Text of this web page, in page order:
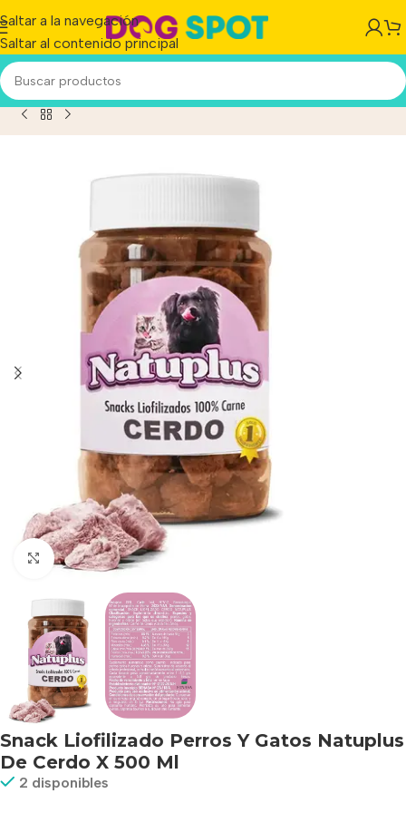
Saltar a la navegación
Saltar al contenido principal
Liofilizado Perros Y Gatos Natuplus De Cerdo X 500 Ml
Haga clic para ampliar
Snack Liofilizado Perros Y Gatos Natuplus
De Cerdo X 500 Ml
2 disponibles